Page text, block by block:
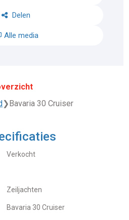
Delen
Alle media
❯Bavaria 30 Cruiser
Verkocht
Zeiljachten
Bavaria 30 Cruiser